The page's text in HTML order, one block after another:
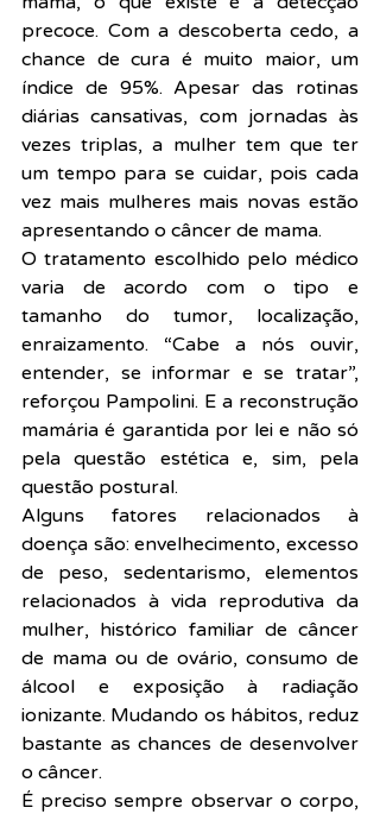
precoce. Com a descoberta cedo, a
chance de cura é muito maior, um
índice de 95%. Apesar das rotinas
diárias cansativas, com jornadas às
vezes triplas, a mulher tem que ter
um tempo para se cuidar, pois cada
vez mais mulheres mais novas estão
apresentando o câncer de mama.
O tratamento escolhido pelo médico
varia de acordo com o tipo e
tamanho do tumor, localização,
enraizamento. “Cabe a nós ouvir,
entender, se informar e se tratar”,
reforçou Pampolini. E a reconstrução
mamária é garantida por lei e não só
pela questão estética e, sim, pela
questão postural.
Alguns fatores relacionados à
doença são: envelhecimento, excesso
de peso, sedentarismo, elementos
relacionados à vida reprodutiva da
mulher, histórico familiar de câncer
de mama ou de ovário, consumo de
álcool e exposição à radiação
ionizante. Mudando os hábitos, reduz
bastante as chances de desenvolver
o câncer.
É preciso sempre observar o corpo,